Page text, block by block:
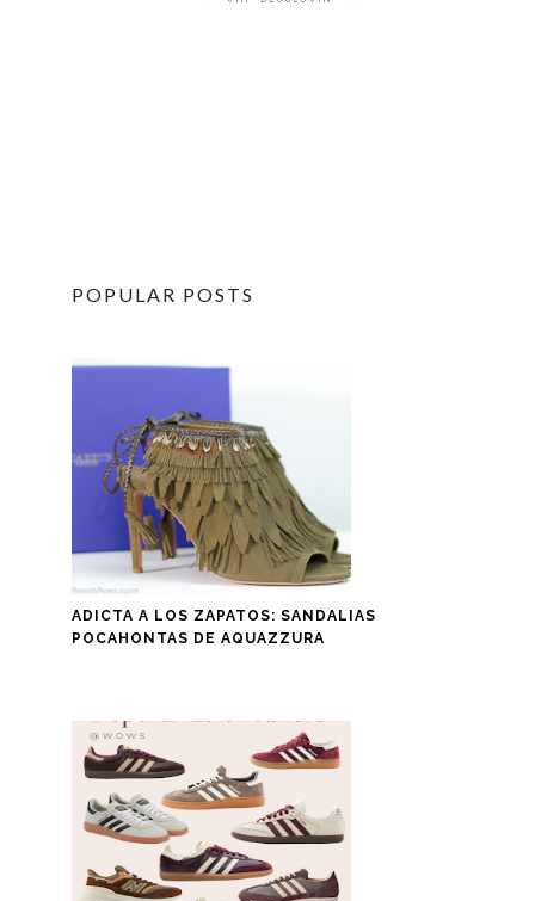
POPULAR POSTS
ADICTA A LOS ZAPATOS: SANDALIAS
POCAHONTAS DE AQUAZZURA